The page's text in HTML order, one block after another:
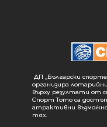
ДП „Български
организира
върху резултати от
Спорт Тото са
атрактивни
тях.